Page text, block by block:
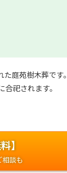
庭苑樹木葬です。
祀されます。
】